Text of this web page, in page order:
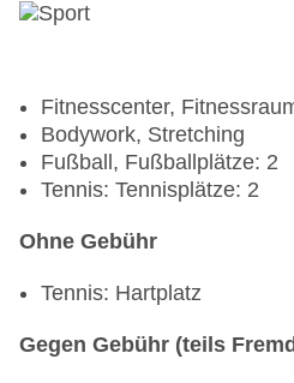
Fitnesscenter,
Bodywork, Stretching
Fußball, Fußballplätze: 2
Tennis: Tennisplätze: 2
Ohne Gebühr
Tennis: Hartplatz
Gegen Gebühr (teils